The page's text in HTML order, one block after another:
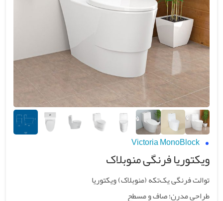
Victoria MonoBlock
ویکتوریا فرنگی منوبلاک
توالت فرنگی یک‌تکه (منوبلاک) ویکتوریا
طراحی مدرن؛ صاف و مسطح